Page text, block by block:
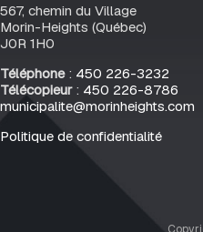
567, chemin du Village
Morin-Heights (Québec)
J0R 1H0
Téléphone: 450 226-3232
Télécopieur: 450 226-8786
municipalite@morinheights.com
Politique de confidentialité